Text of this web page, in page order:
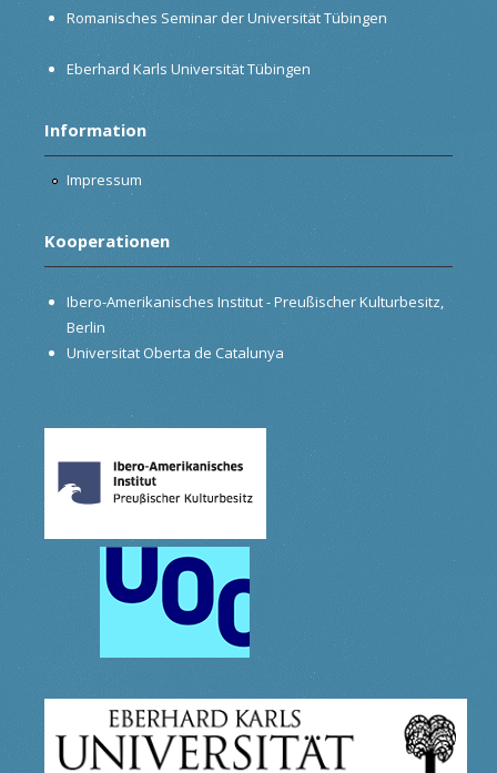
Romanisches Seminar der Universität Tübingen
Eberhard Karls Universität Tübingen
Information
Impressum
Kooperationen
Ibero-Amerikanisches Institut - Preußischer Kulturbesitz,
Berlin
Universitat Oberta de Catalunya